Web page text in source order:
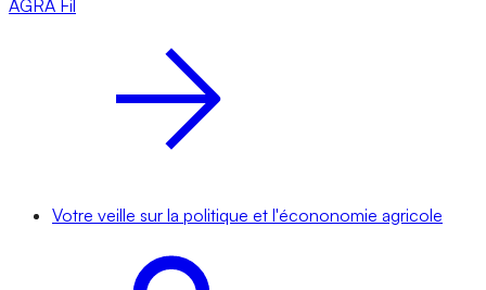
AGRA Fil
Votre veille sur la politique et l'écononomie agricole